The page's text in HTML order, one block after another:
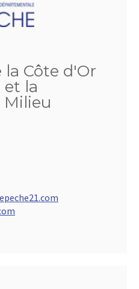
Côte d'Or
et la